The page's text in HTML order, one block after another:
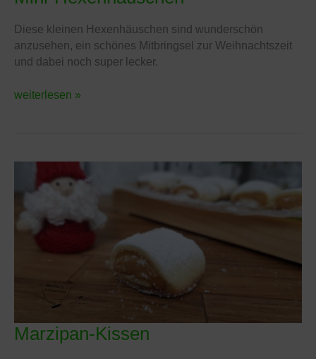
Diese kleinen Hexenhäuschen sind wunderschön
anzusehen, ein schönes Mitbringsel zur Weihnachtszeit
und dabei noch super lecker.
weiterlesen »
Marzipan-Kissen
Marzipan-